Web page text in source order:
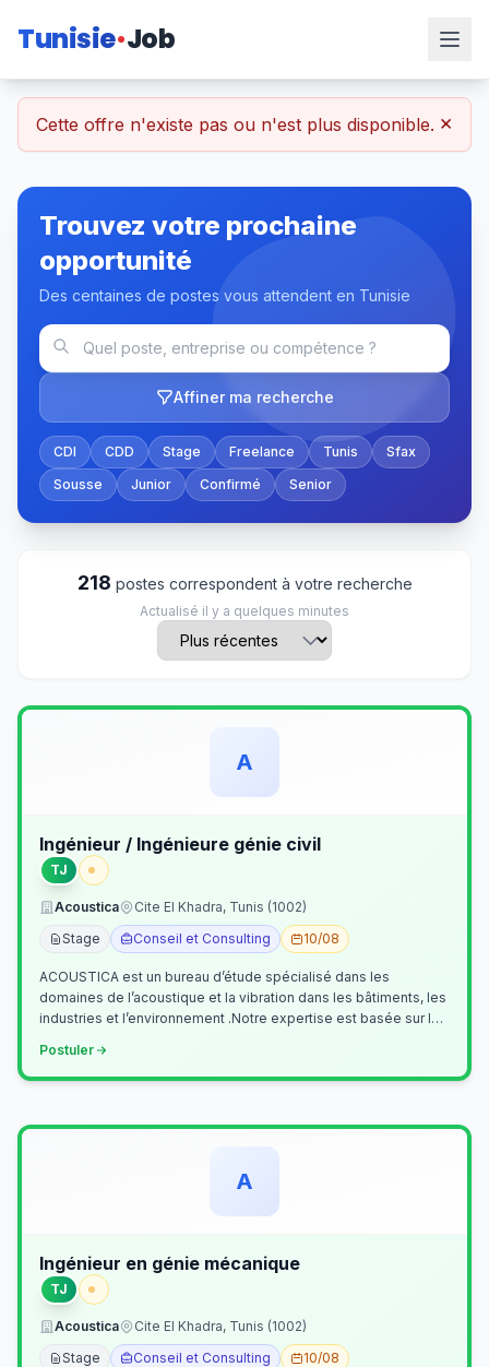
Tunisie Job
Cette offre n'existe pas ou n'est plus disponible. ×
Trouvez votre prochaine
opportunité
Des centaines de postes vous attendent en Tunisie
Affiner ma recherche
CDI CDD Stage Freelance Tunis
Sfax
Sousse
Junior Confirmé Senior
218 postes correspondent à votre recherche
Actualisé il y a quelques minutes
A
Ingénieur / Ingénieure génie civil
TJ
Acoustica
Cite El Khadra, Tunis (1002)
Stage
Conseil et Consulting 10/08
ACOUSTICA est un bureau d’étude spécialisé dans les
domaines de l’acoustique et la vibration dans les bâtiments, les
industries et l’environnement .Notre expertise est basée sur le
Postuler
A
Ingénieur en génie mécanique
TJ
Acoustica
Cite El Khadra, Tunis (1002)
Stage
Conseil et Consulting 10/08